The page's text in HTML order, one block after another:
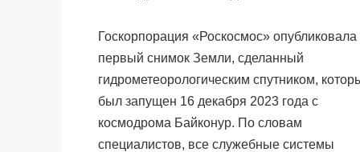
Госкорпорация «Роскосмос» опубликовала
первый снимок Земли, сделанный
гидрометеорологическим спутником,
был запущен 16 декабря 2023 года с
космодрома Байконур. По словам
специалистов, все служебные системы